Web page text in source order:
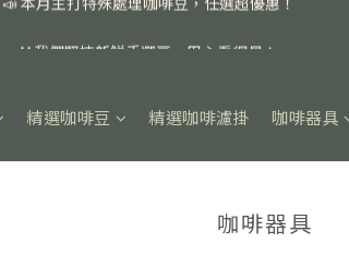
📣 本月主打特殊處理咖啡豆，任選超優惠！
精選咖啡豆 精選咖啡濾掛 咖啡器具
咖啡器具